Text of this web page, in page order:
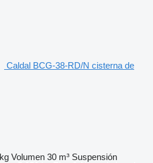
Caldal BCG-38-RD/N cisterna de
Volumen 30 m³ Suspensión